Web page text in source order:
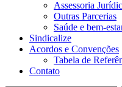
Assessoria
Outras Parcerias
Saúde e bem-
Sindicalize
Acordos e Convenções
Tabela de
Contato